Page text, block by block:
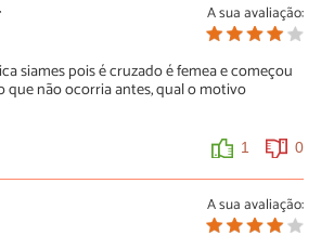
A sua avaliação:
siames pois é cruzado é femea e começou
não ocorria antes, qual o motivo
1 0
A sua avaliação: